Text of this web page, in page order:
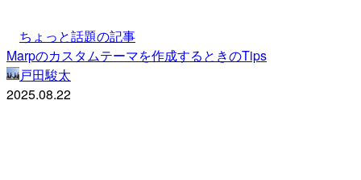
ちょっと話題の記事
Marpのカスタムテーマを作成するときのTips
戸田駿太
2025.08.22